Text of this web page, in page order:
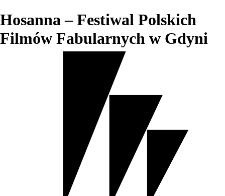
Hosanna – Festiwal Polskich
Filmów Fabularnych w Gdyni